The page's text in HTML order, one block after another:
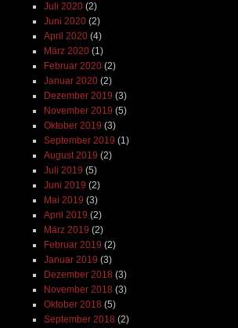
Juli 2020(2)
Juni 2020(2)
April 2020(4)
März 2020(1)
Februar 2020(2)
Januar 2020(2)
Dezember 2019 (3)
November 2019 (5)
Oktober 2019 (3)
September 2019 (1)
August 2019 (2)
Juli 2019 (5)
Juni 2019 (2)
Mai 2019 (3)
April 2019 (2)
März 2019 (2)
Februar 2019 (2)
Januar 2019 (3)
Dezember 2018 (3)
November 2018 (3)
Oktober 2018 (5)
September 2018 (2)